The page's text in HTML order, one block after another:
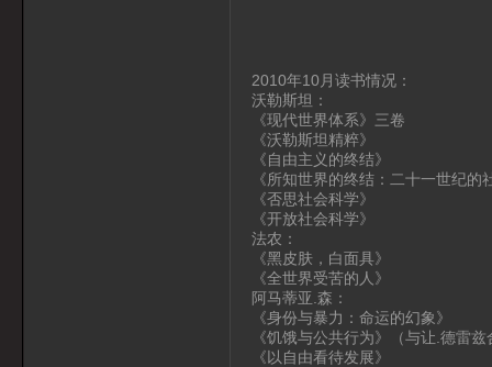
2010年10月读书情况：
沃勒斯坦：
《现代世界体系》三卷
《沃勒斯坦精粹》
《自由主义的终结》
《所知世界的终结：二十一世纪的
《否思社会科学》
《开放社会科学》
法农：
《黑皮肤，白面具》
《全世界受苦的人》
阿马蒂亚.森：
《身份与暴力：命运的幻象》
《饥饿与公共行为》（与让.德雷兹
《以自由看待发展》